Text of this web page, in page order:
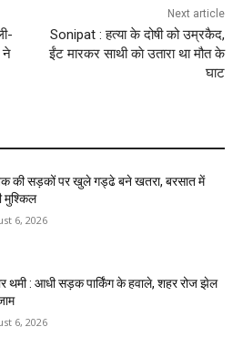
ने
Next article
Sonipat : हत्या के दोषी को उम्रकैद,
ईंट मारकर साथी काे उतारा था मौत के
घाट
की सड़कों पर खुले गड्ढे बने खतरा, बरसात में
मुश्किल
6, 2026
थमी : आधी सड़क पार्किंग के हवाले, शहर रोज झेल
6, 2026